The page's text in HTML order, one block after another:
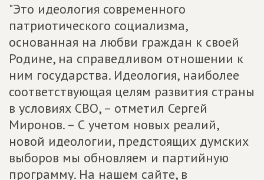
"Это идеология современного
патриотического социализма,
основанная на любви граждан к своей
Родине, на справедливом отношении к
ним государства. Идеология, наиболее
соответствующая целям развития страны
в условиях СВО, – отметил Сергей
Миронов. – С учетом новых реалий,
новой идеологии, предстоящих думских
выборов мы обновляем и партийную
программу. На нашем сайте, в